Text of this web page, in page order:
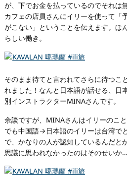
が、下でお金を払っているのでそれは
カフェの店員さんにイリーを使って「
がこない」ということを伝えます。ほ
らしい働き。
そのまま待てと言われてさらに待つこ
れました！なんと日本語が話せる、日
別インストラクターMINAさんです。
余談ですが、MINAさんはイリーのこ
でも中国語→日本語のイリーは台湾で
で、かなりの人が認知しているんだと
思議に思われなかったのはそのせいか…